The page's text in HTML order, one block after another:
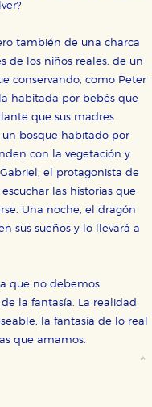
también de una charca
de los niños reales, de un
conservando, como Peter
habitada por bebés que
que sus madres
bosque habitado por
con la vegetación y
el protagonista de
las historias que
Una noche, el dragón
sus sueños y lo llevará a
que no debemos
la fantasía. La realidad
la fantasía de lo real
que amamos.
TODO
que nuestro sitio